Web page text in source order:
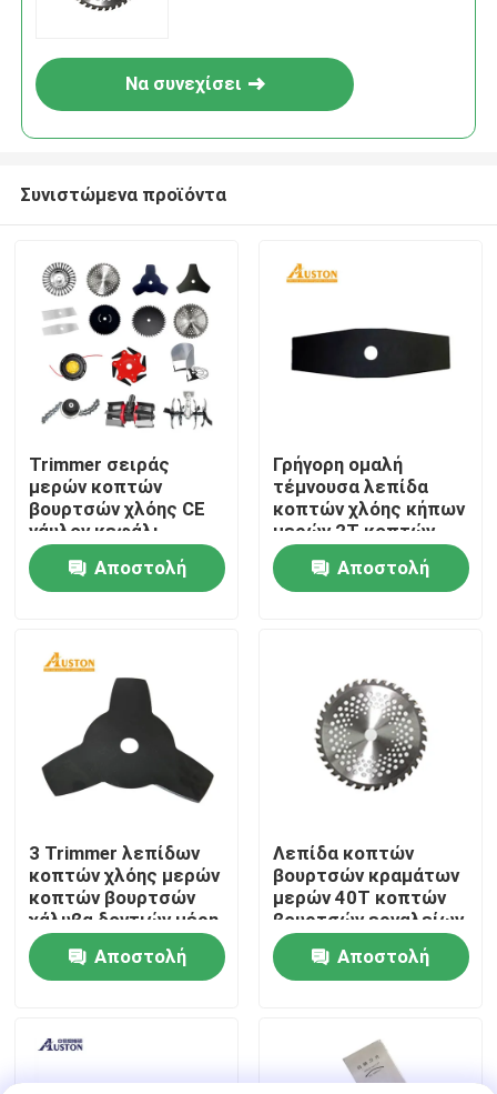
Προϊόντα
Βίντεο
Σχετικά με εμάς
Εταιρική οθόνη
Επικοινωνήστε μαζί μας
Ζητήστε μια προσφορά
Αλυσιδοπρίονο βενζίνης
ηλεκτρικό αλυσιδοπρίονο
Να συνεχίσει
Συνιστώμενα προϊόντα
Trimmer σειράς
μερών κοπτών
βουρτσών χλόης CE
νάυλον κεφάλι
Αποστολή
Γρήγορη ομαλή
τέμνουσα λεπίδα
κοπτών χλόης κήπων
μερών 2T κοπτών
βουρτσών βενζίνης
Αποστολή
3 Trimmer λεπίδων
κοπτών χλόης μερών
κοπτών βουρτσών
χάλυβα δοντιών μέρη
τρωγόντων ζιζανίων
Αποστολή
Λεπίδα κοπτών
βουρτσών κραμάτων
μερών 40T κοπτών
βουρτσών εργαλείων
κήπων
Αποστολή